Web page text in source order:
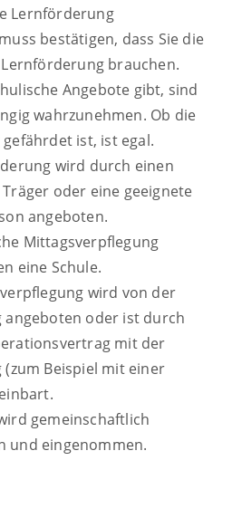
Lernförderung
bestätigen, dass Sie die
brauchen.
Angebote gibt, sind
wahrzunehmen. Ob die
ist, ist egal.
wird durch einen
oder eine geeignete
angeboten.
Mittagsverpflegung
eine Schule.
wird von der
angeboten oder ist durch
mit der
(zum Beispiel mit einer
gemeinschaftlich
und eingenommen.